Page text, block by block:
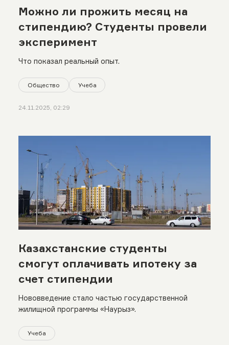
Можно ли прожить месяц на
стипендию? Студенты провели
эксперимент
Что показал реальный опыт.
Общество Учеба
24.11.2025, 02:29
Казахстанские студенты
смогут оплачивать ипотеку за
счет стипендии
Нововведение стало частью государственной
жилищной программы «Наурыз».
Учеба